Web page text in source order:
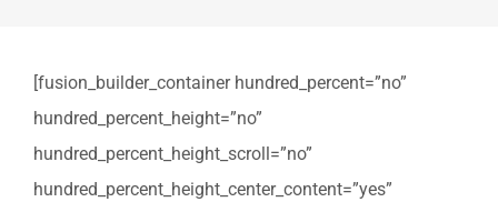
[fusion_builder_container hundred_percent=”no”
hundred_percent_height=”no”
hundred_percent_height_scroll=”no”
hundred_percent_height_center_content=”yes”